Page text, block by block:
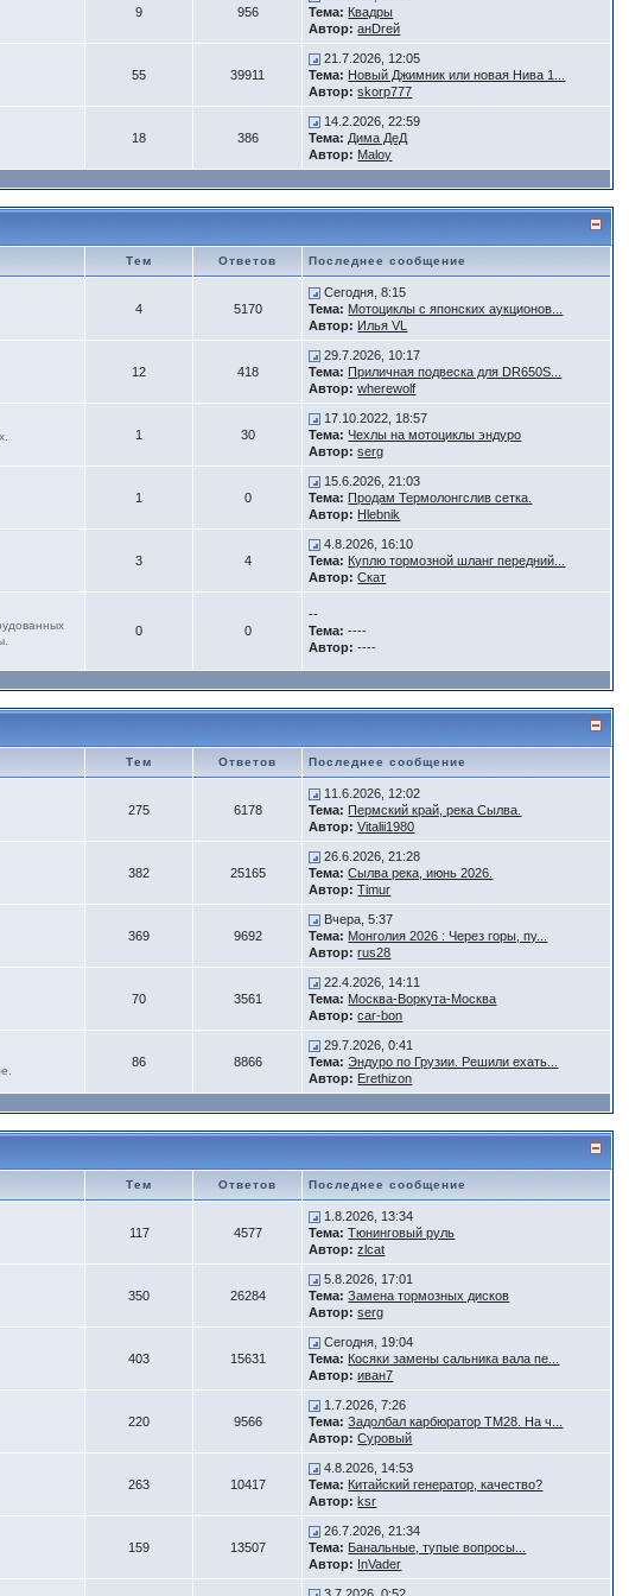
9 956
Тема: Квадры
Автор: анDrей
55 39911
21.7.2026, 12:05
Тема: Новый Джимник или новая Нива 1...
Автор: skorp777
18 386
14.2.2026, 22:59
Тема: Дима ДеД
Автор: Maloy
Тем Ответов Последнее сообщение
4 5170
Сегодня, 8:15
Тема: Мотоциклы с японских аукционов...
Автор: Илья VL
12 418
29.7.2026, 10:17
Тема: Приличная подвеска для DR650S...
Автор: wherewolf
1 30
17.10.2022, 18:57
Тема: Чехлы на мотоциклы эндуро
Автор: serg
1 0
15.6.2026, 21:03
Тема: Продам Термолонгслив сетка.
Автор: Hlebnik
3 4
4.8.2026, 16:10
Тема: Куплю тормозной шланг передний...
Автор: Скат
0 0
--
Тема: ----
Автор: ----
Тем Ответов Последнее сообщение
275 6178
11.6.2026, 12:02
Тема: Пермский край, река Сылва.
Автор: Vitalii1980
382 25165
26.6.2026, 21:28
Тема: Сылва река, июнь 2026.
Автор: Timur
369 9692
Вчера, 5:37
Тема: Монголия 2026 : Через горы, пу...
Автор: rus28
70 3561
22.4.2026, 14:11
Тема: Москва-Воркута-Москва
Автор: car-bon
86 8866
29.7.2026, 0:41
Тема: Эндуро по Грузии. Решили ехать...
Автор: Erethizon
Тем Ответов Последнее сообщение
117 4577
1.8.2026, 13:34
Тема: Тюнинговый руль
Автор: zlcat
350 26284
5.8.2026, 17:01
Тема: Замена тормозных дисков
Автор: serg
403 15631
Сегодня, 19:04
Тема: Косяки замены сальника вала пе...
Автор: иван7
220 9566
1.7.2026, 7:26
Тема: Задолбал карбюратор ТМ28. На ч...
Автор: Суровый
263 10417
4.8.2026, 14:53
Тема: Китайский генератор, качество?
Автор: ksr
159 13507
26.7.2026, 21:34
Тема: Банальные, тупые вопросы...
Автор: InVader